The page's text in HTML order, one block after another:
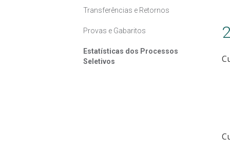
Transferências e Retornos
Provas e Gabaritos
Estatísticas dos Processos
Seletivos